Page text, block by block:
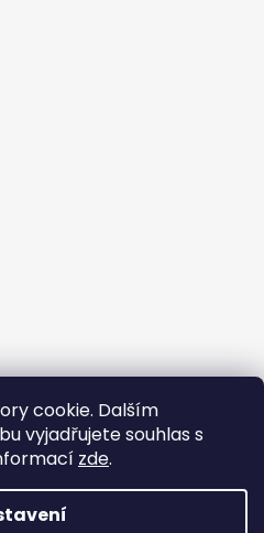
cookie. Dalším
vyjadřujete souhlas s
zde.